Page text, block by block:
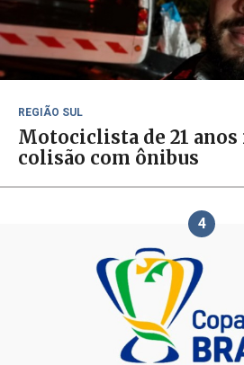
REGIÃO SUL
Motociclista de 21 anos
colisão com ônibus
4